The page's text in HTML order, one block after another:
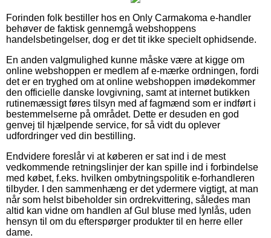
Forinden folk bestiller hos en Only Carmakoma e-handler
behøver de faktisk gennemgå webshoppens
handelsbetingelser, dog er det tit ikke specielt ophidsende.
En anden valgmulighed kunne måske være at kigge om
online webshoppen er medlem af e-mærke ordningen, fordi
det er en tryghed om at online webshoppen imødekommer
den officielle danske lovgivning, samt at internet butikken
rutinemæssigt føres tilsyn med af fagmænd som er indført i
bestemmelserne på området. Dette er desuden en god
genvej til hjælpende service, for så vidt du oplever
udfordringer ved din bestilling.
Endvidere foreslår vi at køberen er sat ind i de mest
vedkommende retningslinjer der kan spille ind i forbindelse
med købet, f.eks. hvilken ombytningspolitik e-forhandleren
tilbyder. I den sammenhæng er det ydermere vigtigt, at man
når som helst bibeholder sin ordrekvittering, således man
altid kan vidne om handlen af Gul bluse med lynlås, uden
hensyn til om du efterspørger produkter til en herre eller
dame.